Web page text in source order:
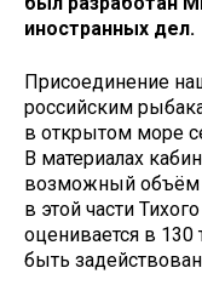
иностранных дел.
Присоединение
российским
в открытом море
В материалах
возможный объём
в этой части
оценивается в
быть